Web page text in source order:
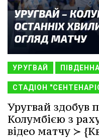
УРУГВАЙ
СТАДІОН
Уругвай здобув
Колумбією з
відео матчу ≻